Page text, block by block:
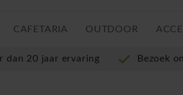
CAFETARIA OUTDOOR
dan 20 jaar ervaring Bezoek